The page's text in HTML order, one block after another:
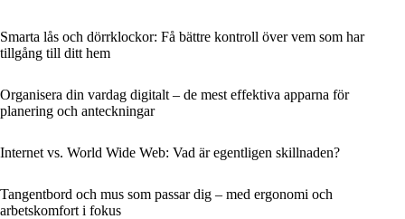
Smarta lås och dörrklockor: Få bättre kontroll över vem som har
tillgång till ditt hem
Organisera din vardag digitalt – de mest effektiva apparna för
planering och anteckningar
Internet vs. World Wide Web: Vad är egentligen skillnaden?
Tangentbord och mus som passar dig – med ergonomi och
arbetskomfort i fokus